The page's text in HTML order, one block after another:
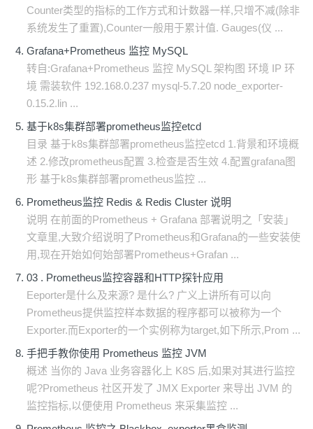
Counter类型的指标的工作方式和计数器一样,只增不减(除非
系统发生了重置),Counter一般用于累计值. Gauges(仪 ...
Grafana+Prometheus 监控 MySQL
转自:Grafana+Prometheus 监控 MySQL 架构图 环境 IP 环
境 需装软件 192.168.0.237 mysql-5.7.20 node_exporter-
0.15.2.lin ...
基于k8s集群部署prometheus监控etcd
目录 基于k8s集群部署prometheus监控etcd 1.背景和环境概
述 2.修改prometheus配置 3.检查是否生效 4.配置grafana图
形 基于k8s集群部署prometheus监控 ...
Prometheus监控 Redis & Redis Cluster 说明
说明 在前面的Prometheus + Grafana 部署说明之「安装」
文章里,大致介绍说明了Prometheus和Grafana的一些安装使
用,现在开始如何始部署Prometheus+Grafan ...
03 . Prometheus监控容器和HTTP探针应用
Eeporter是什么及来源? 是什么? 广义上讲所有可以向
Prometheus提供监控样本数据的程序都可以被称为一个
Exporter.而Exporter的一个实例称为target,如下所示,Prom ...
手把手教你使用 Prometheus 监控 JVM
概述 当你的 Java 业务容器化上 K8S 后,如果对其进行监控
呢?Prometheus 社区开发了 JMX Exporter 来导出 JVM 的
监控指标,以便使用 Prometheus 来采集监控 ...